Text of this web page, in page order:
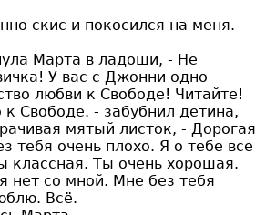
скис и покосился на меня.
Марта в ладоши, - Не
У вас с Джонни одно
любви к Свободе! Читайте!
Свободе. - забубнил детина,
мятый листок, - Дорогая
тебя очень плохо. Я о тебе все
классная. Ты очень хорошая.
нет со мной. Мне без тебя
Всё.